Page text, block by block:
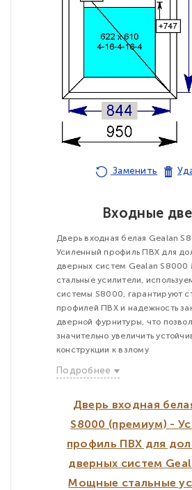
Заменить
Входные
Дверь входная белая Gealan
Усиленный профиль ПВХ для
дверных систем Gealan
стальные усилители,
системы S8000, гарантируют
профилей ПВХ и надежность
дверной фурнитуры, что
значительно увеличить
конструкции к взлому
Подробнее
Дверь входная
S8000 (премиум) -
профиль ПВХ для
дверных систем
Мощные стальные